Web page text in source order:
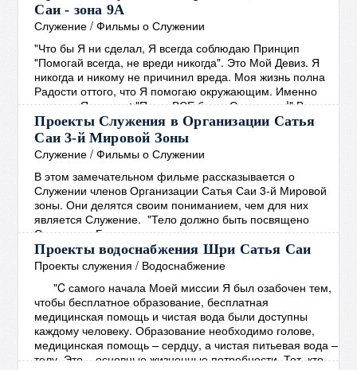
Руководством Бхагавана были открыты образовательные
и медицинские учреждения. В дополнение к этому
Бхагаван решил обеспечить людей чистой питьевой
водой, жизненно важной→
Саи - зона 9А
Служение /Фильмы о Служении
"Что бы Я ни сделал, Я всегда соблюдаю Принцип
"Помогай всегда, не вреди никогда". Это Мой Девиз. Я
никогда и никому не причинил вреда. Моя жизнь полна
Радости оттого, что Я помогаю окружающим. Именно
поэтому Я говорю: "Пусть ВСЕ будут Счастливы!" Все
должны быть Здоровы, Счастливы и полны Радости."
Сатья Саи Баба Божественная Беседа, 20 октября 2002
Молодёжь зоны 9А активно вовлечена в проекты
Служения, такие как: устранение последствий
Проекты Служения в Организации Сатья
Саи 3-й Мировой Зоны
Служение /Фильмы о Служении
В этом замечательном фильме рассказывается о
Служении членов Организации Сатья Саи 3-й Мировой
зоны. Они делятся своим пониманием, чем для них
является Служение. "Тело должно быть посвящено
Служению. Божественность живущая в вас, также есть в
каждом. Лучший Путь к Богу - это Любить ВСЕХ и
Служить ВСЕМ! Если вы по настоящему хотите
распространять Послание Мира, тогда сначала
взрастите Покой в себе. Откуда вы можете черпать этот
Покой? Только из→
Проекты водоснабжения Шри Сатья Саи
Проекты служения / Водоснабжение
"C самого начала Моей миссии Я был озабочен тем,
чтобы бесплатное образование, бесплатная
медицинская помощь и чистая вода были доступны
каждому человеку. Образование необходимо голове,
медицинская помощь – сердцу, а чистая питьевая вода –
телу. Это – основные жизненные потребности. Тот, кто